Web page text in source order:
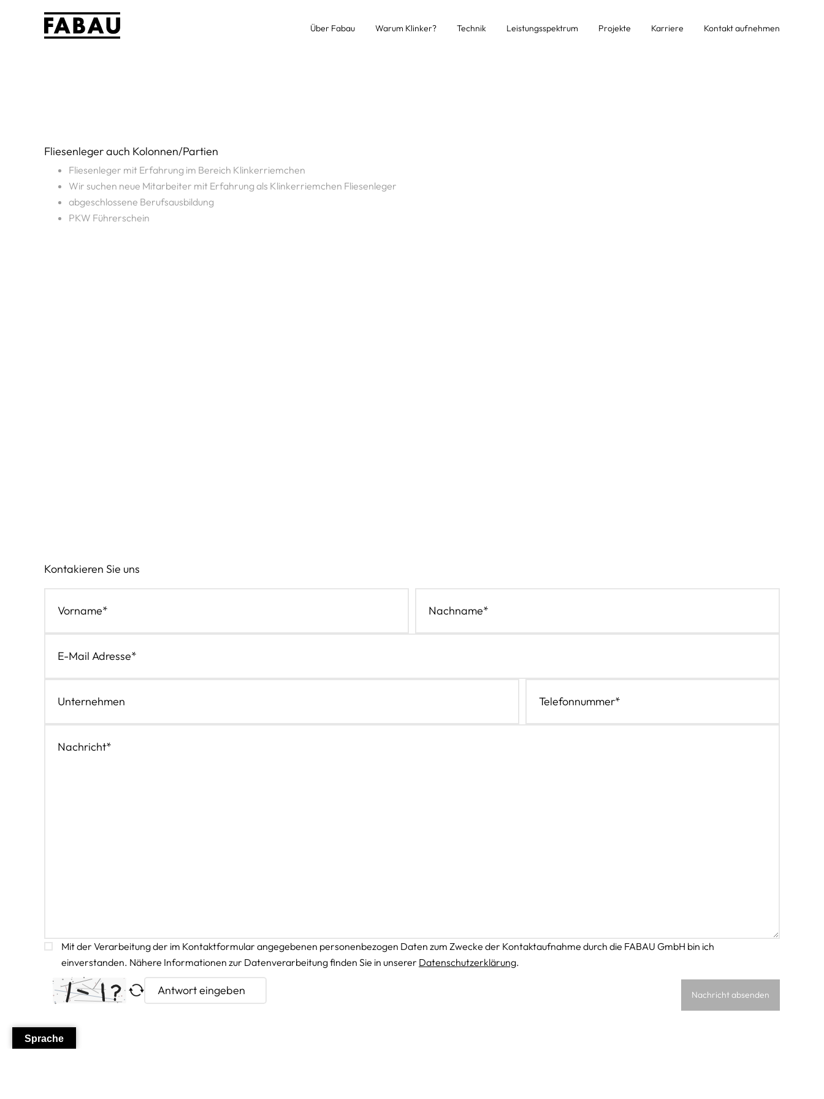
Über Fabau Warum Klinker? Technik Leistungsspektrum Projekte Karriere Kontakt aufnehmen
Fliesenleger auch Kolonnen/Partien
Fliesenleger mit Erfahrung im Bereich Klinkerriemchen
Wir suchen neue Mitarbeiter mit Erfahrung als Klinkerriemchen Fliesenleger
abgeschlossene Berufsausbildung
PKW Führerschein
Kontakieren Sie uns
Mit der Verarbeitung der im Kontaktformular angegebenen personenbezogen Daten zum Zwecke der Kontaktaufnahme durch die FABAU GmbH bin ich
einverstanden. Nähere Informationen zur Datenverarbeitung finden Sie in unserer Datenschutzerklärung.
Bitte lasse dieses Feld leer.
Sprache